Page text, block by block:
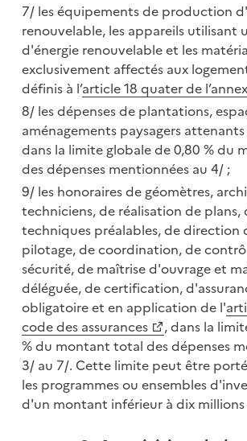
les équipements de production
renouvelable, les appareils utilisant
d'énergie renouvelable et les
exclusivement affectés aux
définis à l’article 18 quater de
les dépenses de plantations,
aménagements paysagers
dans la limite globale de 0,80 % du
des dépenses mentionnées au 4/ ;
les honoraires de géomètres,
techniciens, de réalisation de plans,
techniques préalables, de direction
pilotage, de coordination, de
sécurité, de maîtrise d'ouvrage et
déléguée, de certification,
obligatoire et en application de l'
code des assurances
, dans la
% du montant total des dépenses
3/ au 7/. Cette limite peut être
les programmes ou ensembles
d'un montant inférieur à dix millions